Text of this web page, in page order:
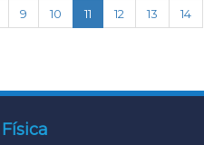
9 10 11 (current)
12 13
14